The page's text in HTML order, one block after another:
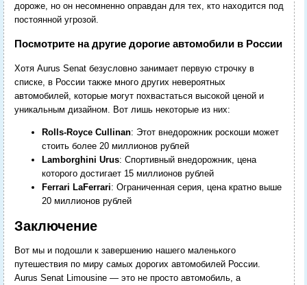
дороже, но он несомненно оправдан для тех, кто находится под
постоянной угрозой.
Посмотрите на другие дорогие автомобили в России
Хотя Aurus Senat безусловно занимает первую строчку в
списке, в России также много других невероятных
автомобилей, которые могут похвастаться высокой ценой и
уникальным дизайном. Вот лишь некоторые из них:
Rolls-Royce Cullinan: Этот внедорожник роскоши может
стоить более 20 миллионов рублей
Lamborghini Urus: Спортивный внедорожник, цена
которого достигает 15 миллионов рублей
Ferrari LaFerrari: Ограниченная серия, цена кратно выше
20 миллионов рублей
Заключение
Вот мы и подошли к завершению нашего маленького
путешествия по миру самых дорогих автомобилей России.
Aurus Senat Limousine — это не просто автомобиль, а